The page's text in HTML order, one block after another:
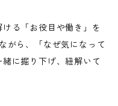
る「お役目や働き」を
がら、「なぜ気になって
に掘り下げ、紐解いて